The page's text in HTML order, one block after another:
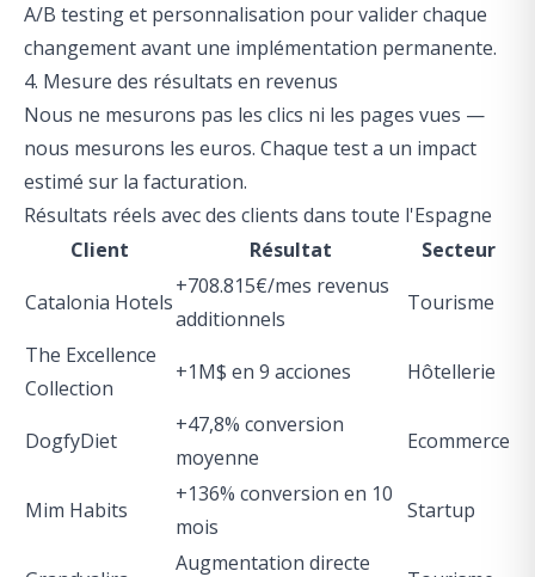
A/B testing et personnalisation pour valider chaque
changement avant une implémentation permanente.
4. Mesure des résultats en revenus
Nous ne mesurons pas les clics ni les pages vues —
nous mesurons les euros. Chaque test a un impact
estimé sur la facturation.
Résultats réels avec des clients dans toute l'Espagne
Client
Résultat
Secteur
Catalonia Hotels
+708.815€/mes revenus
additionnels
Tourisme
The Excellence
Collection
+1M$ en 9 acciones Hôtellerie
DogfyDiet
+47,8% conversion
moyenne
Ecommerce
Mim Habits
+136% conversion en 10
mois
Startup
Augmentation directe